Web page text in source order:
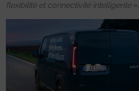
flexibilité et connectivité intelligente».